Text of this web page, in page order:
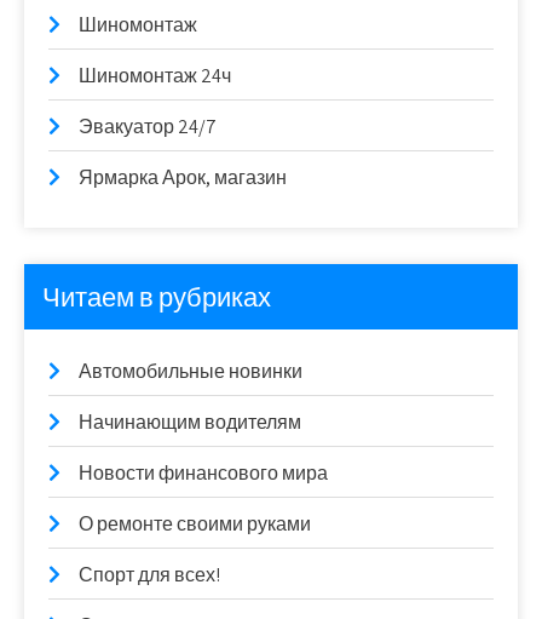
Шиномонтаж
Шиномонтаж 24ч
Эвакуатор 24/7
Ярмарка Арок, магазин
Читаем в рубриках
Автомобильные новинки
Начинающим водителям
Новости финансового мира
О ремонте своими руками
Спорт для всех!